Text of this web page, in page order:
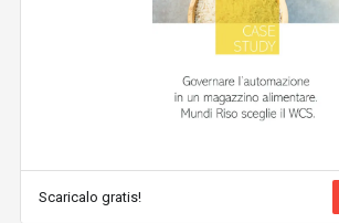
Scaricalo gratis!